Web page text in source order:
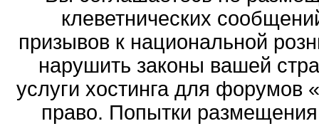
клеветнических
призывов к национальной
нарушить законы вашей
услуги хостинга для
право. Попытки